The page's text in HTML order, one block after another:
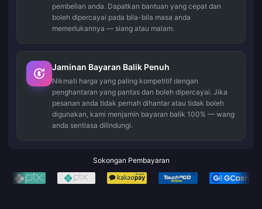
pembelian anda. Dapatkan bantuan yang cepat dan
boleh dipercayai pada bila-bila masa anda
memerlukannya — siang atau malam.
Jaminan Bayaran Balik Penuh
Nikmati harga yang paling kompetitif dengan
penghantaran yang pantas dan boleh dipercayai. Jika
pesanan anda tidak pernah dihantar atau tidak boleh
digunakan, kami menjamin bayaran balik 100% — wang
anda sentiasa dilindungi.
Sokongan Pembayaran